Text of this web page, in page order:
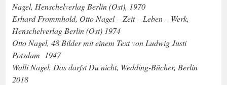
Nagel, Henschelverlag Berlin (Ost), 1970
Erhard Frommhold, Otto Nagel – Zeit – Leben – Werk,
Henschelverlag Berlin (Ost) 1974
Otto Nagel, 48 Bilder mit einem Text von Ludwig Justi
Potsdam 1947
Walli Nagel, Das darfst Du nicht, Wedding-Bücher, Berlin
2018